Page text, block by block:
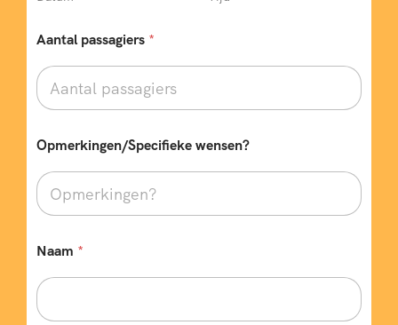
a
u
m
T
l
f
o
n
m
m
e
Aantal passagiers *
Opmerkingen/Specifieke wensen?
Naam *